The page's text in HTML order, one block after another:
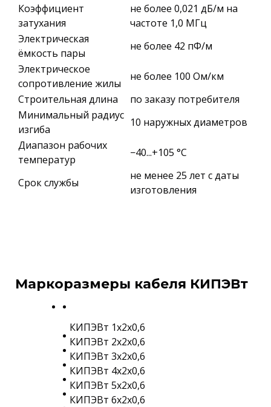
Коэффициент
затухания
не более 0,021 дБ/м на
частоте 1,0 МГц
Электрическая
ёмкость пары
не более 42 пФ/м
Электрическое
сопротивление жилы
не более 100 Ом/км
Строительная длина
по заказу потребителя
Минимальный радиус
изгиба
10 наружных диаметров
Диапазон рабочих
температур
−40...+105 °C
Срок службы
не менее 25 лет с даты
изготовления
Маркоразмеры кабеля КИПЭВт
КИПЭВт 1х2х0,6
КИПЭВт 2х2х0,6
КИПЭВт 3х2х0,6
КИПЭВт 4х2х0,6
КИПЭВт 5х2х0,6
КИПЭВт 6х2х0,6